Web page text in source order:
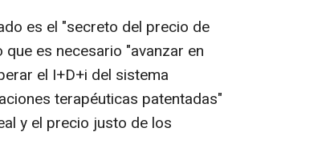
es el "secreto del precio de
es necesario "avanzar en
el I+D+i del sistema
terapéuticas patentadas"
y el precio justo de los